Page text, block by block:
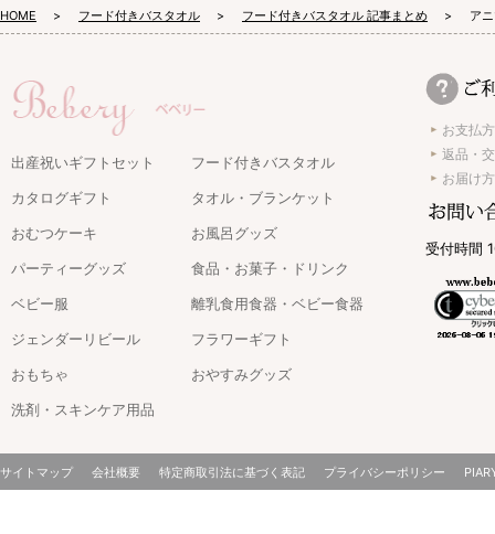
HOME フード付きバスタオル フード付きバスタオル 記事まとめ ア
出産祝いギフトセット
フード付きバスタオル
カタログギフト
タオル・ブランケット
おむつケーキ
お風呂グッズ
パーティーグッズ
食品・お菓子・ドリンク
ベビー服
離乳食用食器・ベビー食器
ジェンダーリビール
フラワーギフト
おもちゃ
おやすみグッズ
洗剤・スキンケア用品
お支払
返品・
お届け
受付時間
サイトマップ 会社概要 特定商取引法に基づく表記 プライバシーポリシー